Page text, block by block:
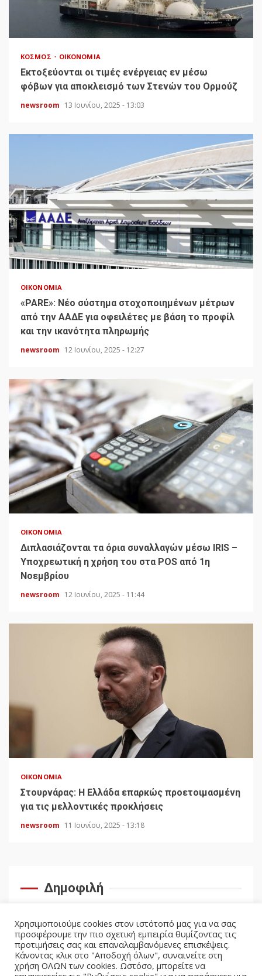
ΚΌΣΜΟΣ ΟΙΚΟΝΟΜΊΑ
Εκτοξεύονται οι τιμές ενέργειας εν μέσω
φόβων για αποκλεισμό των Στενών του Ορμούζ
newsroom 13 Ιουνίου, 2025 - 13:03
ΟΙΚΟΝΟΜΊΑ
«PARE»: Νέο σύστημα στοχοποιημένων μέτρων
από την ΑΑΔΕ για οφειλέτες με βάση το προφίλ
και την ικανότητα πληρωμής
newsroom 12 Ιουνίου, 2025 - 12:27
ΟΙΚΟΝΟΜΊΑ
Διπλασιάζονται τα όρια συναλλαγών μέσω IRIS –
Υποχρεωτική η χρήση του στα POS από 1η
Νοεμβρίου
newsroom 12 Ιουνίου, 2025 - 11:44
ΟΙΚΟΝΟΜΊΑ
Στουρνάρας: Η Ελλάδα επαρκώς προετοιμασμένη
για τις μελλοντικές προκλήσεις
newsroom 11 Ιουνίου, 2025 - 13:18
Δημοφιλή
Χρησιμοποιούμε cookies στον ιστότοπό μας για να σας
προσφέρουμε την πιο σχετική εμπειρία θυμίζοντας τις
προτιμήσεις σας και επαναλαμβανόμενες επισκέψεις.
Κάνοντας κλικ στο "Αποδοχή όλων", συναινείτε στη
χρήση ΟΛΩΝ των cookies. Ωστόσο, μπορείτε να